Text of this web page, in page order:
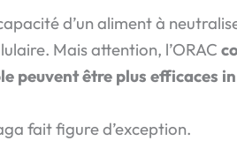
d’un aliment à
Mais attention, l’ORAC
peuvent être plus efficaces
fait figure d’exception.